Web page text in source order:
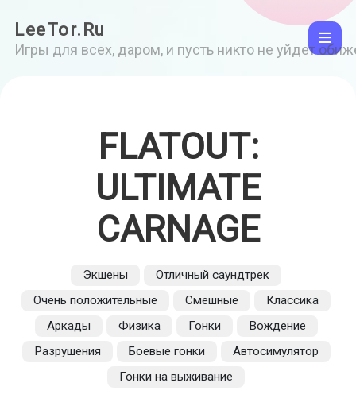
LeeTor.Ru
Игры для всех, даром, и пусть никто не уйдет
FLATOUT:
ULTIMATE
CARNAGE
Экшены
Отличный саундтрек
Очень положительные
Смешные
Классика
Аркады
Физика Гонки
Вождение
Разрушения
Боевые гонки
Автосимулятор
Гонки на выживание